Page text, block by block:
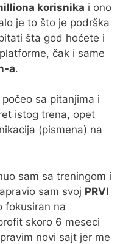
korisnika i ono
je to što je podrška
šta god hoćete i
čak i same
a.
sa pitanjima i
istog trena, opet
(pismena) na
sam sa treningom i
sam svoj PRVI
fokusiran na
skoro 6 meseci
novi sajt jer me